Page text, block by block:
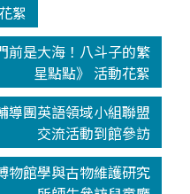
絮
前是大海！八斗子的繁
星點點》 活動花絮
導團英語領域小組聯盟
交流活動到館參訪
物館學與古物維護研究